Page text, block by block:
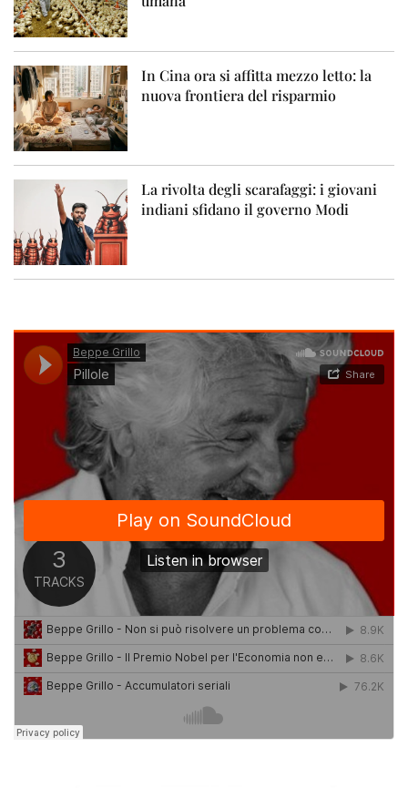
In Cina ora si affitta mezzo letto: la
nuova frontiera del risparmio
La rivolta degli scarafaggi: i giovani
indiani sfidano il governo Modi